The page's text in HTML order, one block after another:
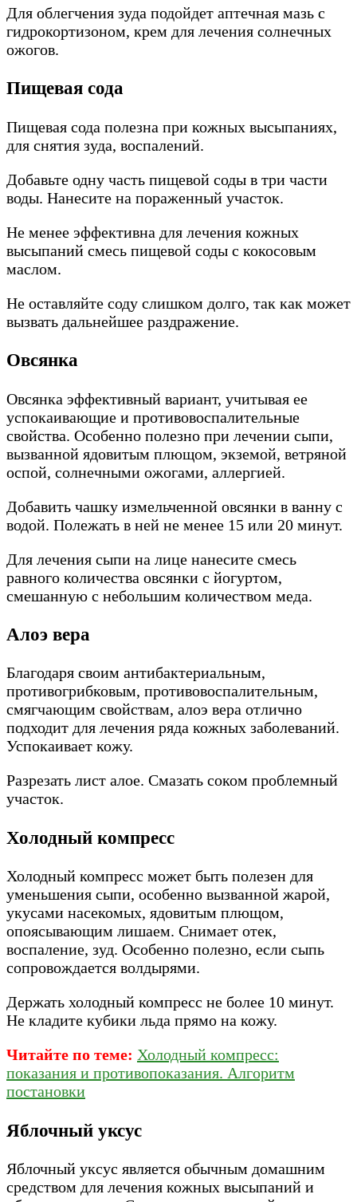
Для облегчения зуда подойдет аптечная мазь с
гидрокортизоном, крем для лечения солнечных
ожогов.
Пищевая сода
Пищевая сода полезна при кожных высыпаниях,
для снятия зуда, воспалений.
Добавьте одну часть пищевой соды в три части
воды. Нанесите на пораженный участок.
Не менее эффективна для лечения кожных
высыпаний смесь пищевой соды с кокосовым
маслом.
Не оставляйте соду слишком долго, так как может
вызвать дальнейшее раздражение.
Овсянка
Овсянка эффективный вариант, учитывая ее
успокаивающие и противовоспалительные
свойства. Особенно полезно при лечении сыпи,
вызванной ядовитым плющом, экземой, ветряной
оспой, солнечными ожогами, аллергией.
Добавить чашку измельченной овсянки в ванну с
водой. Полежать в ней не менее 15 или 20 минут.
Для лечения сыпи на лице нанесите смесь
равного количества овсянки с йогуртом,
смешанную с небольшим количеством меда.
Алоэ вера
Благодаря своим антибактериальным,
противогрибковым, противовоспалительным,
смягчающим свойствам, алоэ вера отлично
подходит для лечения ряда кожных заболеваний.
Успокаивает кожу.
Разрезать лист алое. Смазать соком проблемный
участок.
Холодный компресс
Холодный компресс может быть полезен для
уменьшения сыпи, особенно вызванной жарой,
укусами насекомых, ядовитым плющом,
опоясывающим лишаем. Снимает отек,
воспаление, зуд. Особенно полезно, если сыпь
сопровождается волдырями.
Держать холодный компресс не более 10 минут.
Не кладите кубики льда прямо на кожу.
Читайте по теме: Холодный компресс:
показания и противопоказания. Алгоритм
постановки
Яблочный уксус
Яблочный уксус является обычным домашним
средством для лечения кожных высыпаний и